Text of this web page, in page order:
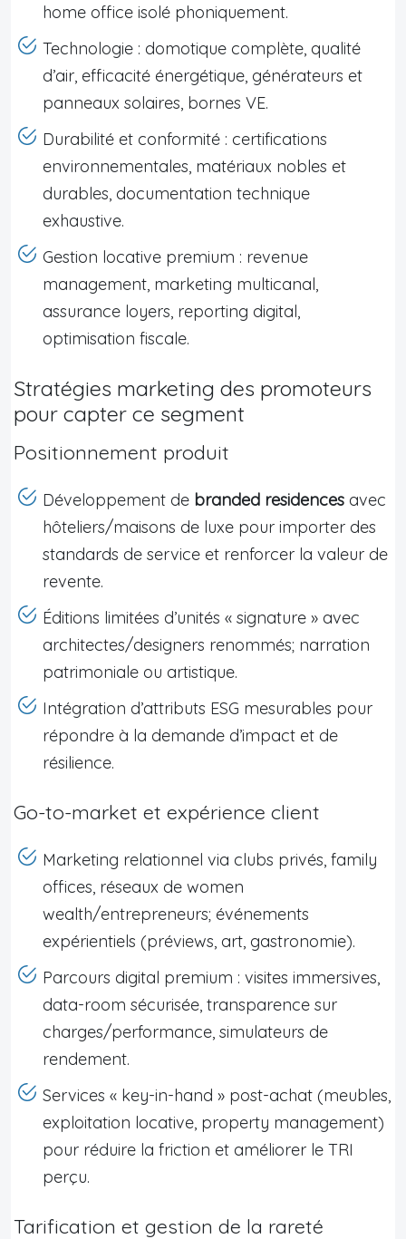
home office isolé phoniquement.
Technologie : domotique complète, qualité
d’air, efficacité énergétique, générateurs et
panneaux solaires, bornes VE.
Durabilité et conformité : certifications
environnementales, matériaux nobles et
durables, documentation technique
exhaustive.
Gestion locative premium : revenue
management, marketing multicanal,
assurance loyers, reporting digital,
optimisation fiscale.
Stratégies marketing des promoteurs
pour capter ce segment
Positionnement produit
Développement de branded residences avec
hôteliers/maisons de luxe pour importer des
standards de service et renforcer la valeur de
revente.
Éditions limitées d’unités « signature » avec
architectes/designers renommés; narration
patrimoniale ou artistique.
Intégration d’attributs ESG mesurables pour
répondre à la demande d’impact et de
résilience.
Go-to-market et expérience client
Marketing relationnel via clubs privés, family
offices, réseaux de women
wealth/entrepreneurs; événements
expérientiels (préviews, art, gastronomie).
Parcours digital premium : visites immersives,
data-room sécurisée, transparence sur
charges/performance, simulateurs de
rendement.
Services « key-in-hand » post-achat (meubles,
exploitation locative, property management)
pour réduire la friction et améliorer le TRI
perçu.
Tarification et gestion de la rareté